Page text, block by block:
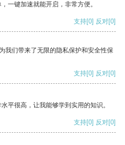
一键加速就能开启，非常方便。
支持[0] 反对[0]
我们带来了无限的隐私保护和安全性保
支持[0] 反对[0]
平很高，让我能够学到实用的知识。
支持[0] 反对[0]